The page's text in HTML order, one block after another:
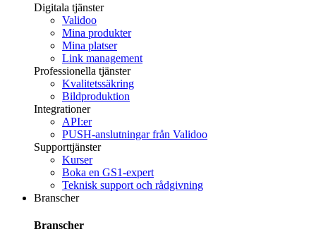
Digitala tjänster
Validoo
Mina produkter
Mina platser
Link management
Professionella tjänster
Kvalitetssäkring
Bildproduktion
Integrationer
API:er
PUSH-anslutningar från Validoo
Supporttjänster
Kurser
Boka en GS1-expert
Teknisk support och rådgivning
Branscher
Branscher